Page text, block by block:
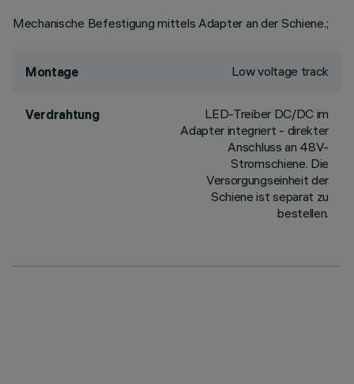
Mechanische Befestigung mittels Adapter an der Schiene.;
Montage Low voltage track
Verdrahtung
LED-Treiber DC/DC im
Adapter integriert - direkter
Anschluss an 48V-
Stromschiene. Die
Versorgungseinheit der
Schiene ist separat zu
bestellen.